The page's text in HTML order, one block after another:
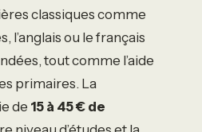
classiques comme
l’anglais ou le français
tout comme l’aide
primaires. La
de 15 à 45 € de